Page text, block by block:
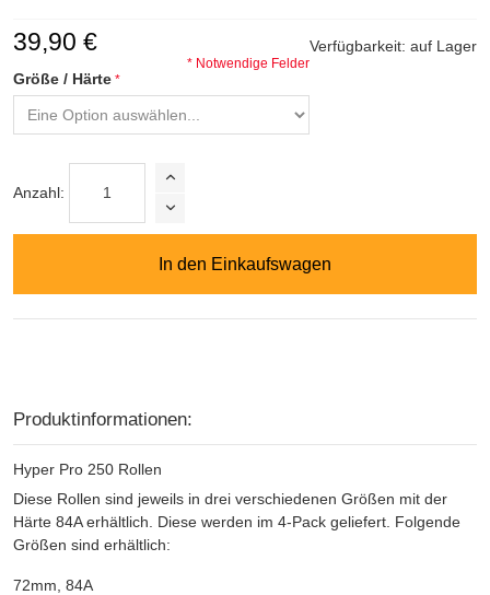
Verfügbarkeit: auf Lager
39,90 €
Größe / Härte
* Notwendige Felder
Anzahl:
In den Einkaufswagen
Produktinformationen:
Hyper Pro 250 Rollen
Diese Rollen sind jeweils in drei verschiedenen Größen mit der
Härte 84A erhältlich. Diese werden im 4-Pack geliefert. Folgende
Größen sind erhältlich:
72mm, 84A